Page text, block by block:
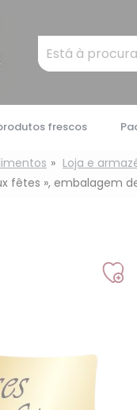
Mots
clés
frescos
Loja e
fêtes », embalagem